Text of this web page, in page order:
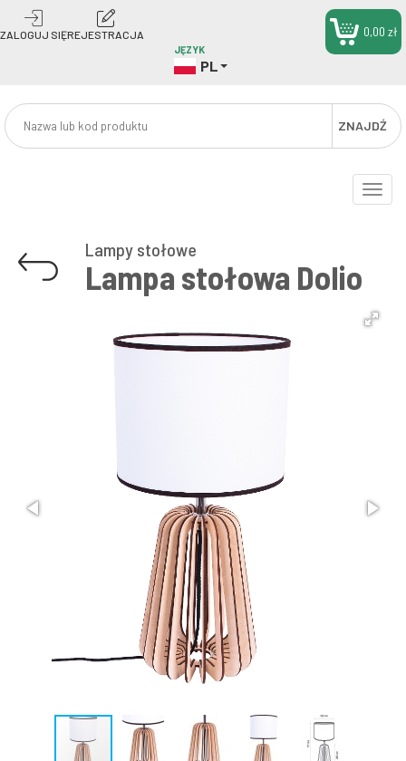
ZALOGUJ SIĘREJESTRACJA
JĘZYK
PL
ZNAJDŹ
0,00 zł
Toggle
Lampy stołowe
Lampa stołowa Dolio